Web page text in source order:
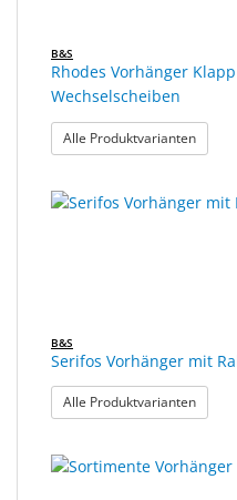
B&S
Rhodes Vorhänger
Wechselscheiben
Alle Produktvarianten:
B&S
Serifos Vorhänger mit
Alle Produktvarianten: